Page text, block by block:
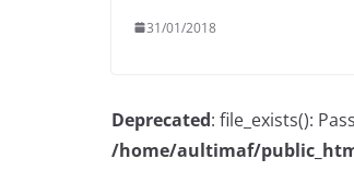
31/01/2018
Deprecated: file_exists():
/home/aultimaf/